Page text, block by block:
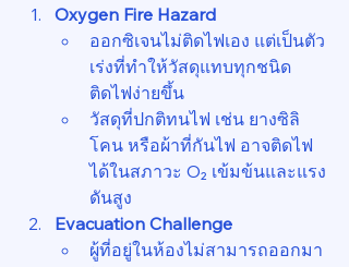
Oxygen Fire Hazard
ออกซิเจนไม่ติดไฟเอง แต่เป็นตัว
เร่งที่ทำให้วัสดุแทบทุกชนิด
ติดไฟง่ายขึ้น
วัสดุที่ปกติทนไฟ เช่น ยางซิลิ
โคน หรือผ้าที่กันไฟ อาจติดไฟ
ได้ในสภาวะ O₂ เข้มข้นและแรง
ดันสูง
Evacuation Challenge
ผู้ที่อยู่ในห้องไม่สามารถออกมา